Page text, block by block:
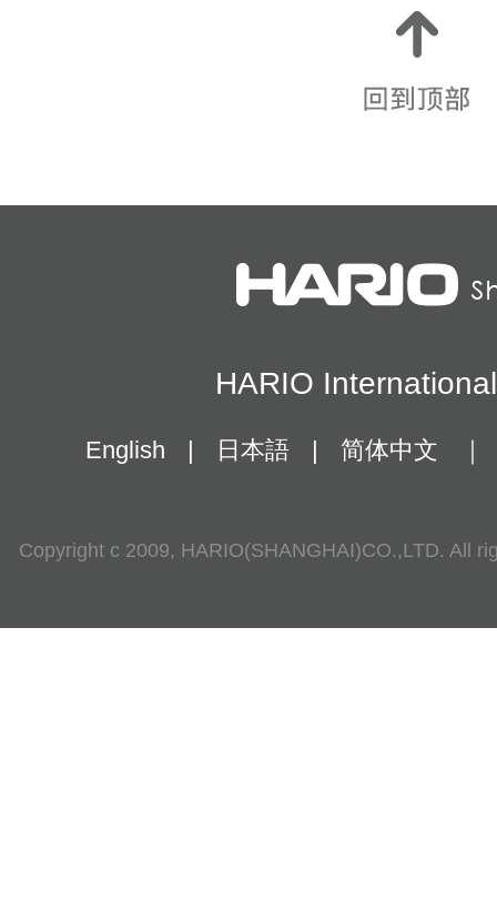
HARIO
English | 日本語 | 简体中文 ｜
Copyright c 2009, HARIO(SHANGHAI)CO.,LTD. All